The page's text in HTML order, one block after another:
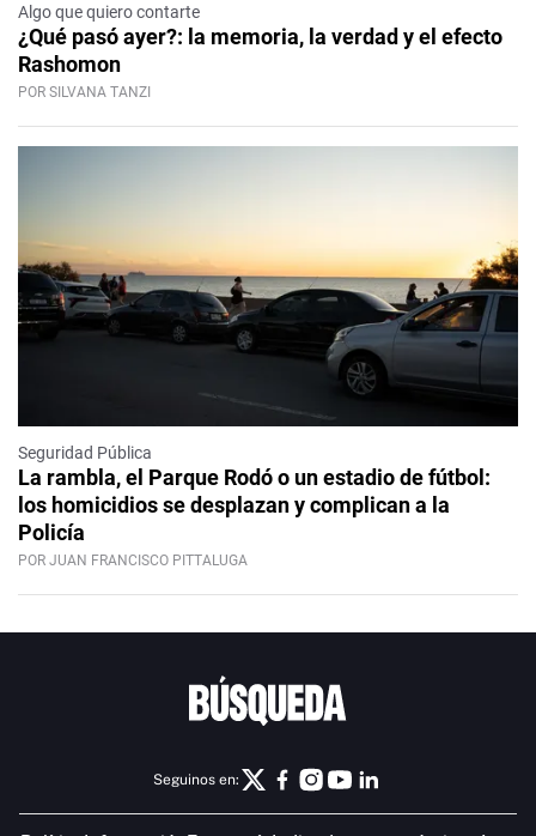
Algo que quiero contarte
¿Qué pasó ayer?: la memoria, la verdad y el efecto
Rashomon
POR SILVANA TANZI
Seguridad Pública
La rambla, el Parque Rodó o un estadio de fútbol:
los homicidios se desplazan y complican a la
Policía
POR JUAN FRANCISCO PITTALUGA
Seguinos en: